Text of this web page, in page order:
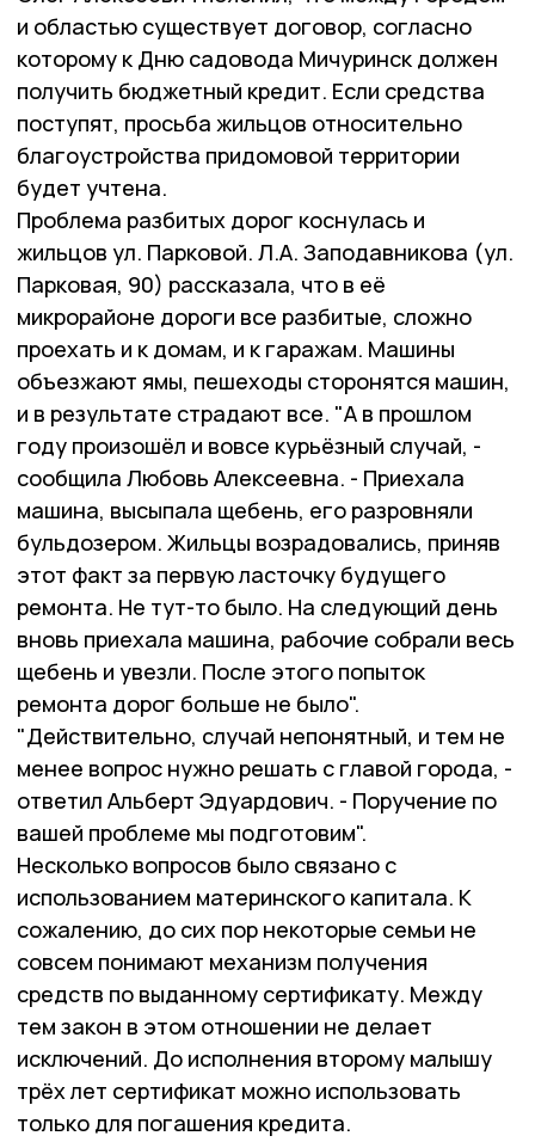
и областью существует договор, согласно
которому к Дню садовода Мичуринск должен
получить бюджетный кредит. Если средства
поступят, просьба жильцов относительно
благоустройства придомовой территории
будет учтена.
Проблема разбитых дорог коснулась и
жильцов ул. Парковой. Л.А. Заподавникова (ул.
Парковая, 90) рассказала, что в её
микрорайоне дороги все разбитые, сложно
проехать и к домам, и к гаражам. Машины
объезжают ямы, пешеходы сторонятся машин,
и в результате страдают все. "А в прошлом
году произошёл и вовсе курьёзный случай, -
сообщила Любовь Алексеевна. - Приехала
машина, высыпала щебень, его разровняли
бульдозером. Жильцы возрадовались, приняв
этот факт за первую ласточку будущего
ремонта. Не тут-то было. На следующий день
вновь приехала машина, рабочие собрали весь
щебень и увезли. После этого попыток
ремонта дорог больше не было".
"Действительно, случай непонятный, и тем не
менее вопрос нужно решать с главой города, -
ответил Альберт Эдуардович. - Поручение по
вашей проблеме мы подготовим".
Несколько вопросов было связано с
использованием материнского капитала. К
сожалению, до сих пор некоторые семьи не
совсем понимают механизм получения
средств по выданному сертификату. Между
тем закон в этом отношении не делает
исключений. До исполнения второму малышу
трёх лет сертификат можно использовать
только для погашения кредита.